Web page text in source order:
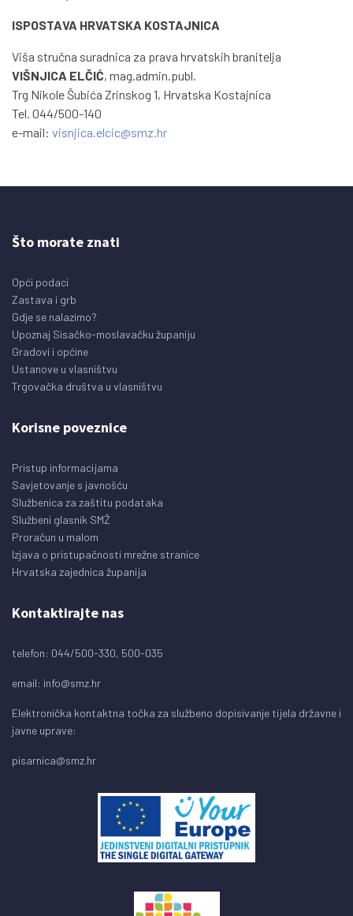
ISPOSTAVA HRVATSKA KOSTAJNICA
Viša stručna suradnica za prava hrvatskih branitelja
VIŠNJICA ELČIĆ, mag.admin.publ.
Trg Nikole Šubića Zrinskog 1, Hrvatska Kostajnica
Tel. 044/500-140
e-mail: visnjica.elcic@smz.hr
Što morate znati
Opći podaci
Zastava i grb
Gdje se nalazimo?
Upoznaj Sisačko-moslavačku županiju
Gradovi i općine
Ustanove u vlasništvu
Trgovačka društva u vlasništvu
Korisne poveznice
Pristup informacijama
Savjetovanje s javnošću
Službenica za zaštitu podataka
Službeni glasnik SMŽ
Proračun u malom
Izjava o pristupačnosti mrežne stranice
Hrvatska zajednica županija
Kontaktirajte nas
telefon: 044/500-330, 500-035
email: info@smz.hr
Elektronička kontaktna točka za službeno dopisivanje tijela državne i
javne uprave:
pisarnica@smz.hr